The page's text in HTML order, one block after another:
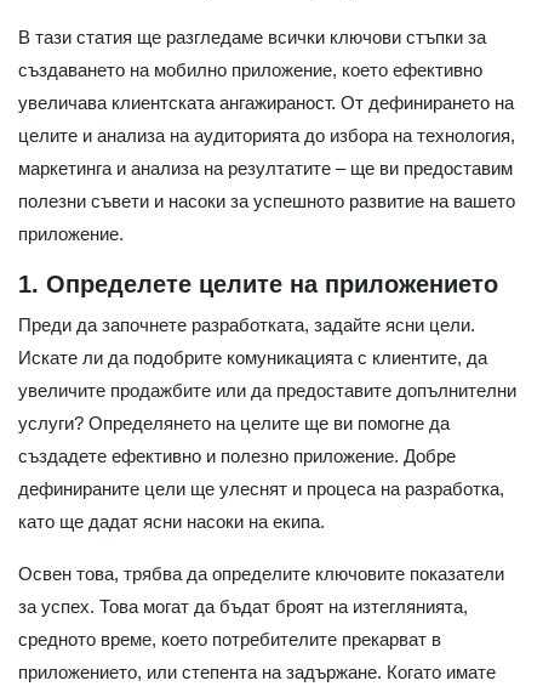
В тази статия ще разгледаме всички ключови стъпки за
създаването на мобилно приложение, което ефективно
увеличава клиентската ангажираност. От дефинирането на
целите и анализа на аудиторията до избора на технология,
маркетинга и анализа на резултатите – ще ви предоставим
полезни съвети и насоки за успешното развитие на вашето
приложение.
1. Определете целите на приложението
Преди да започнете разработката, задайте ясни цели.
Искате ли да подобрите комуникацията с клиентите, да
увеличите продажбите или да предоставите допълнителни
услуги? Определянето на целите ще ви помогне да
създадете ефективно и полезно приложение. Добре
дефинираните цели ще улеснят и процеса на разработка,
като ще дадат ясни насоки на екипа.
Освен това, трябва да определите ключовите показатели
за успех. Това могат да бъдат броят на изтеглянията,
средното време, което потребителите прекарват в
приложението, или степента на задържане. Когато имате